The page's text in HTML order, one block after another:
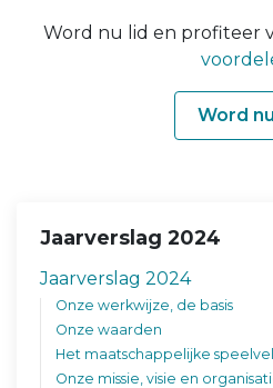
Word nu lid en profiteer
Word
Jaarverslag 2024
Jaarverslag 2024
Onze werkwijze, de basis
Onze waarden
Het maatschappelijke
Onze missie, visie en